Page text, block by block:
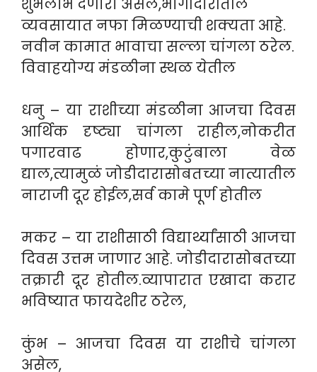
शुभलाभ देणारा असेल,भागीदारीतील
व्यवसायात नफा मिळण्याची शक्यता आहे.
नवीन कामात भावाचा सल्ला चांगला ठरेल.
विवाहयोग्य मंडळीना स्थळ येतील
धनु – या राशीच्या मंडळीना आजचा दिवस
आर्थिक दृष्ट्या चांगला राहील,नोकरीत
पगारवाढ होणार,कुटुंबाला वेळ
द्याल,त्यामुळं जोडीदारासोबतच्या नात्यातील
नाराजी दूर होईल,सर्व कामे पूर्ण होतील
मकर – या राशीसाठी विद्यार्थ्यांसाठी आजचा
दिवस उत्तम जाणार आहे. जोडीदारासोबतच्या
तक्रारी दूर होतील.व्यापारात एखादा करार
भविष्यात फायदेशीर ठरेल,
कुंभ – आजचा दिवस या राशीचे चांगला
असेल,